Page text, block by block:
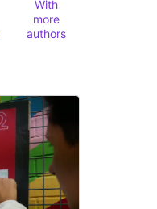
With
more
authors